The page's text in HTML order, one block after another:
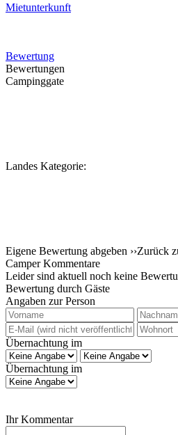
Mietunterkunft
Bewertung
Bewertungen
Campinggate
Landes Kategorie:
Eigene Bewertung abgeben ››Zurück
Camper Kommentare
Leider sind aktuell noch keine
Bewertung durch Gäste
Angaben zur Person
Übernachtung im
Übernachtung im
Ihr Kommentar